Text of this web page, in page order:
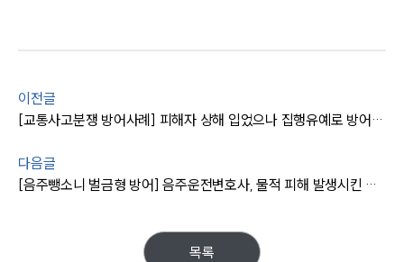
이전글
[교통사고분쟁 방어사례] 피해자 상해 입었으나 집행유예로 방어 성공
다음글
[음주뺑소니 벌금형 방어] 음주운전변호사, 물적 피해 발생시킨 음주 피고인 가벼운 벌금형 받아내
목록